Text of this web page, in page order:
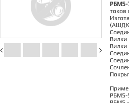
РБМ5-
токов
Вилки
Вилки
РБМ5-